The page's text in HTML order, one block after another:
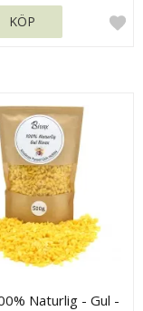
KÖP
Naturlig - Gul -